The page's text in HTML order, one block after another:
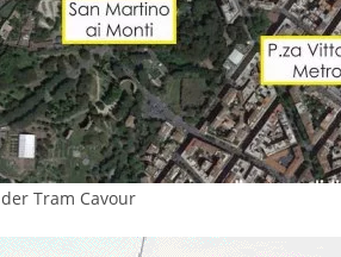
Tram Cavour